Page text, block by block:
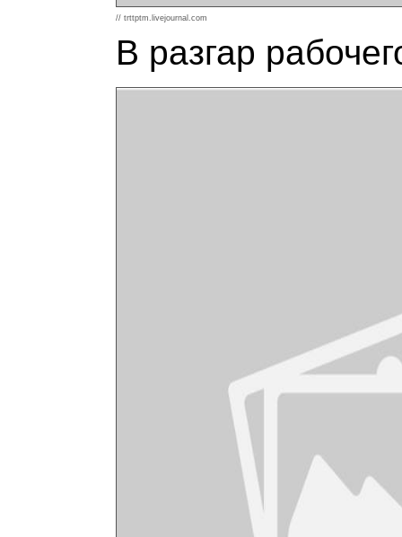
// trttptm.livejournal.com
В разгар